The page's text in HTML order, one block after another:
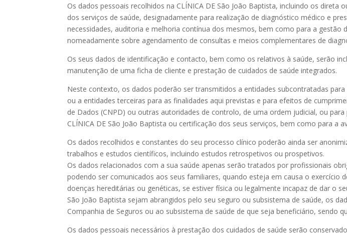
Os dados pessoais recolhidos na CLÍNICA DE São João Baptista, incluindo os
dos serviços de saúde, designadamente para realização de diagnóstico médico e
necessidades, auditoria e melhoria contínua dos mesmos, bem como para a
nomeadamente sobre agendamento de consultas e meios complementares de
Os seus dados de identificação e contacto, bem como os relativos à saúde, serão
manutenção de uma ficha de cliente e prestação de cuidados de saúde integrados.
Neste contexto, os dados poderão ser transmitidos a entidades subcontratadas
ou a entidades terceiras para as finalidades aqui previstas e para efeitos de
de Dados (CNPD) ou outras autoridades de controlo, de uma ordem judicial, ou
CLÍNICA DE São João Baptista ou certificação dos seus serviços, bem como para a
Os dados recolhidos e constantes do seu processo clínico poderão ainda ser
trabalhos e estudos científicos, incluindo estudos retrospetivos ou prospetivos.
Os dados relacionados com a sua saúde apenas serão tratados por profissionais
podendo ser comunicados aos seus familiares, quando esteja em causa o
doenças hereditárias ou genéticas, se estiver física ou legalmente incapaz de dar o
São João Baptista sejam abrangidos pelo seu seguro ou subsistema de saúde, os
Companhia de Seguros ou ao subsistema de saúde de que seja beneficiário, sendo
Os dados pessoais necessários à prestação dos cuidados de saúde serão